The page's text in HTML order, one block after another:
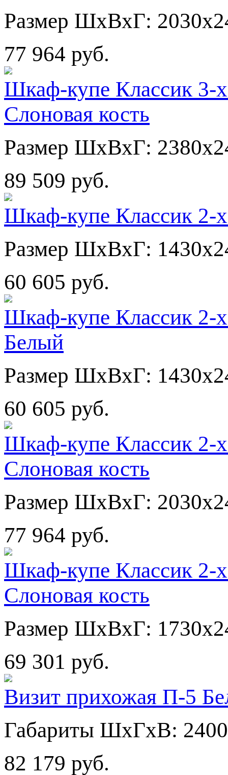
Размер ШхВхГ:
77 964 руб.
Шкаф-купе Классик 3-
Слоновая кость
Размер ШхВхГ:
89 509 руб.
Шкаф-купе Классик 2-
Размер ШхВхГ:
60 605 руб.
Шкаф-купе Классик 2-
Белый
Размер ШхВхГ:
60 605 руб.
Шкаф-купе Классик 2-
Слоновая кость
Размер ШхВхГ:
77 964 руб.
Шкаф-купе Классик 2-
Слоновая кость
Размер ШхВхГ:
69 301 руб.
Визит прихожая П-5
Габариты ШхГхВ:
82 179 руб.